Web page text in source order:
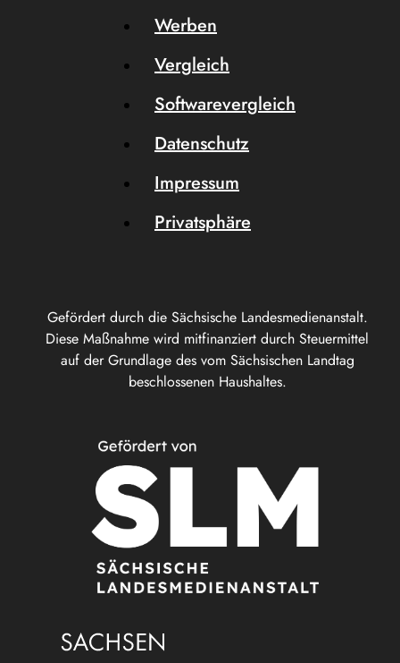
Gefördert durch die Sächsische Landesmedienanstalt.
Diese Maßnahme wird mitfinanziert durch Steuermittel
auf der Grundlage des vom Sächsischen Landtag
beschlossenen Haushaltes.
Werben
Vergleich
Softwarevergleich
Datenschutz
Impressum
Privatsphäre